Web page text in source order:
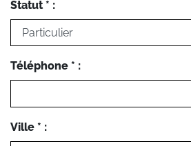
Statut * :
Téléphone * :
Ville * :